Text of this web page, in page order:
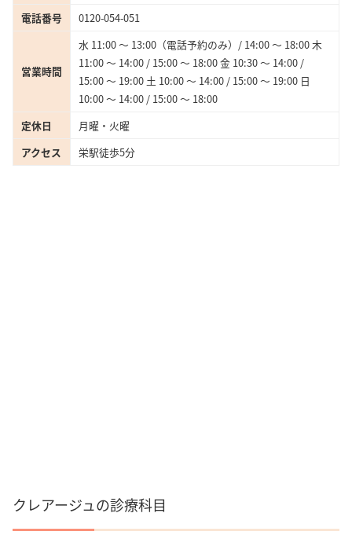
電話番号
0120-054-051
営業時間
水 11:00 〜 13:00（電話予約のみ）/ 14:00 ～ 18:00 木
11:00 〜 14:00 / 15:00 〜 18:00 金 10:30 〜 14:00 /
15:00 〜 19:00 土 10:00 〜 14:00 / 15:00 〜 19:00 日
10:00 〜 14:00 / 15:00 〜 18:00
定休日
月曜・火曜
アクセス
栄駅徒歩5分
クレアージュの診療科目